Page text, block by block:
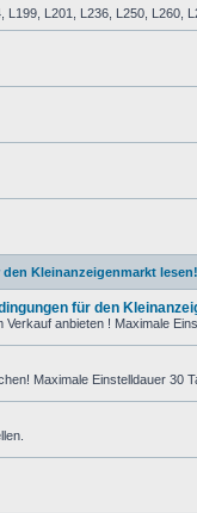
L201, L236, L250, L260,
Kleinanzeigenmarkt
für den
anbieten ! Maximale
Maximale Einstelldauer 30